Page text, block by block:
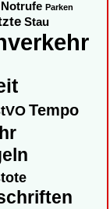
Notrufe Parken
Stau
Tempo